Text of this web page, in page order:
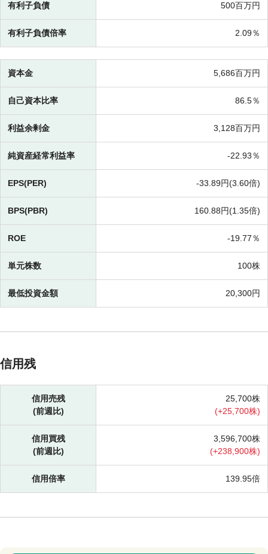
有利子負債 500百万円
有利子負債倍率 2.09％
資本金 5,686百万円
自己資本比率 86.5％
利益余剰金 3,128百万円
純資産経常利益率 -22.93％
EPS(PER) -33.89円(3.60倍)
BPS(PBR) 160.88円(1.35倍)
ROE -19.77％
単元株数 100株
最低投資金額 20,300円
信用残
信用売残
(前週比)
25,700株
(+25,700株)
信用買残
(前週比)
3,596,700株
(+238,900株)
信用倍率 139.95倍